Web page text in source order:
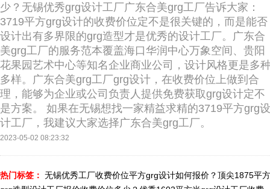
少？无锡优秀grg设计工厂广东合美grg工厂告诉大家：
3719平方grg设计的收费价位定不是很关键的，而是能否
设计出有多界限的grg造型才是优秀的设计工厂。广东合
美grg工厂的服务范本覆盖海口华润中心万象空间、贵阳
花果园艺术中心等知名企业商业公司，设计风格更是多
多样。广东合美grg工厂grg设计，在收费价位上做到合
理，能够为企业或公司负责人提供免费获取grg设计定不
是方案。 如果在无锡想找一家精益求精的3719平方grg设
计工厂，我建议大家选择广东合美grg工厂。
2023-05-02 08:23:32
热门标签： 无锡优秀工厂收费价位平方grg设计如何报价？顶尖1875平方